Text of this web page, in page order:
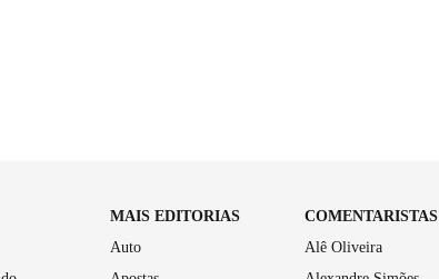
MAIS EDITORIAS
Auto
COMENTARISTAS
Alê Oliveira